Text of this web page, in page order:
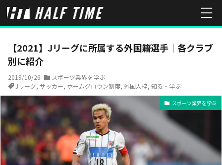
HOME スポーツ業界を学ぶ 【2021】Jリーグに所属する外国籍選
【2021】Jリーグに所属する外国籍選手｜各クラブ
別に紹介
2019/10/26
スポーツ業界を学ぶ
Jリーグ, サッカー, ホームグロウン制度, 外国人枠, 知る・学ぶ
スポーツ業界を学ぶ